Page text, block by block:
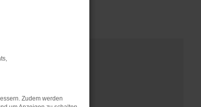
Zudem werden